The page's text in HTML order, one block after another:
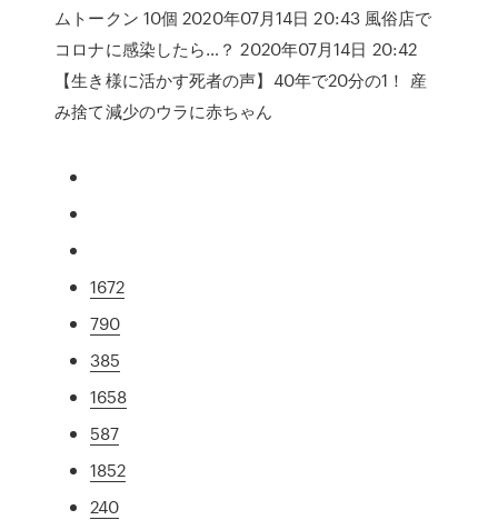
ムトークン 10個 2020年07月14日 20:43 風俗店で
コロナに感染したら…？ 2020年07月14日 20:42
【生き様に活かす死者の声】40年で20分の1！ 産
み捨て減少のウラに赤ちゃん
1672
790
385
1658
587
1852
240